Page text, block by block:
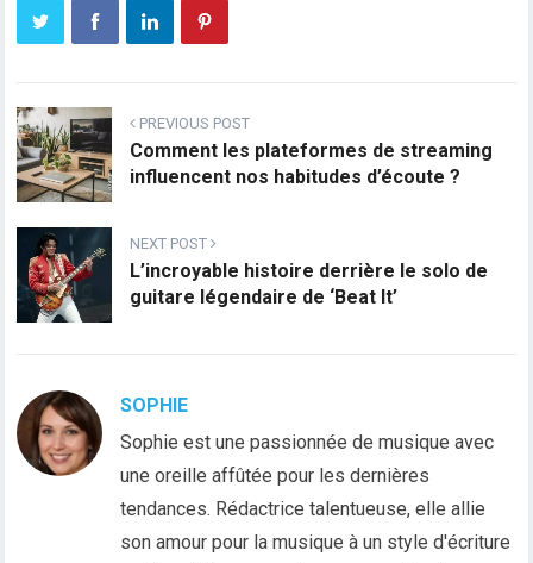
PREVIOUS POST
Comment les plateformes de streaming
influencent nos habitudes d’écoute ?
NEXT POST
L’incroyable histoire derrière le solo de
guitare légendaire de ‘Beat It’
SOPHIE
Sophie est une passionnée de musique avec
une oreille affûtée pour les dernières
tendances. Rédactrice talentueuse, elle allie
son amour pour la musique à un style d'écriture